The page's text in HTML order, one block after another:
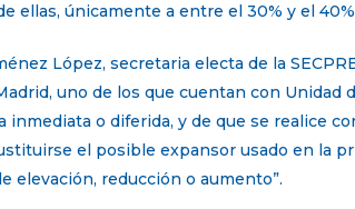
ellas, únicamente a entre el 30% y el
López, secretaria electa de la
uno de los que cuentan con
inmediata o diferida, y de que se realice
el posible expansor usado en la
elevación, reducción o aumento”.